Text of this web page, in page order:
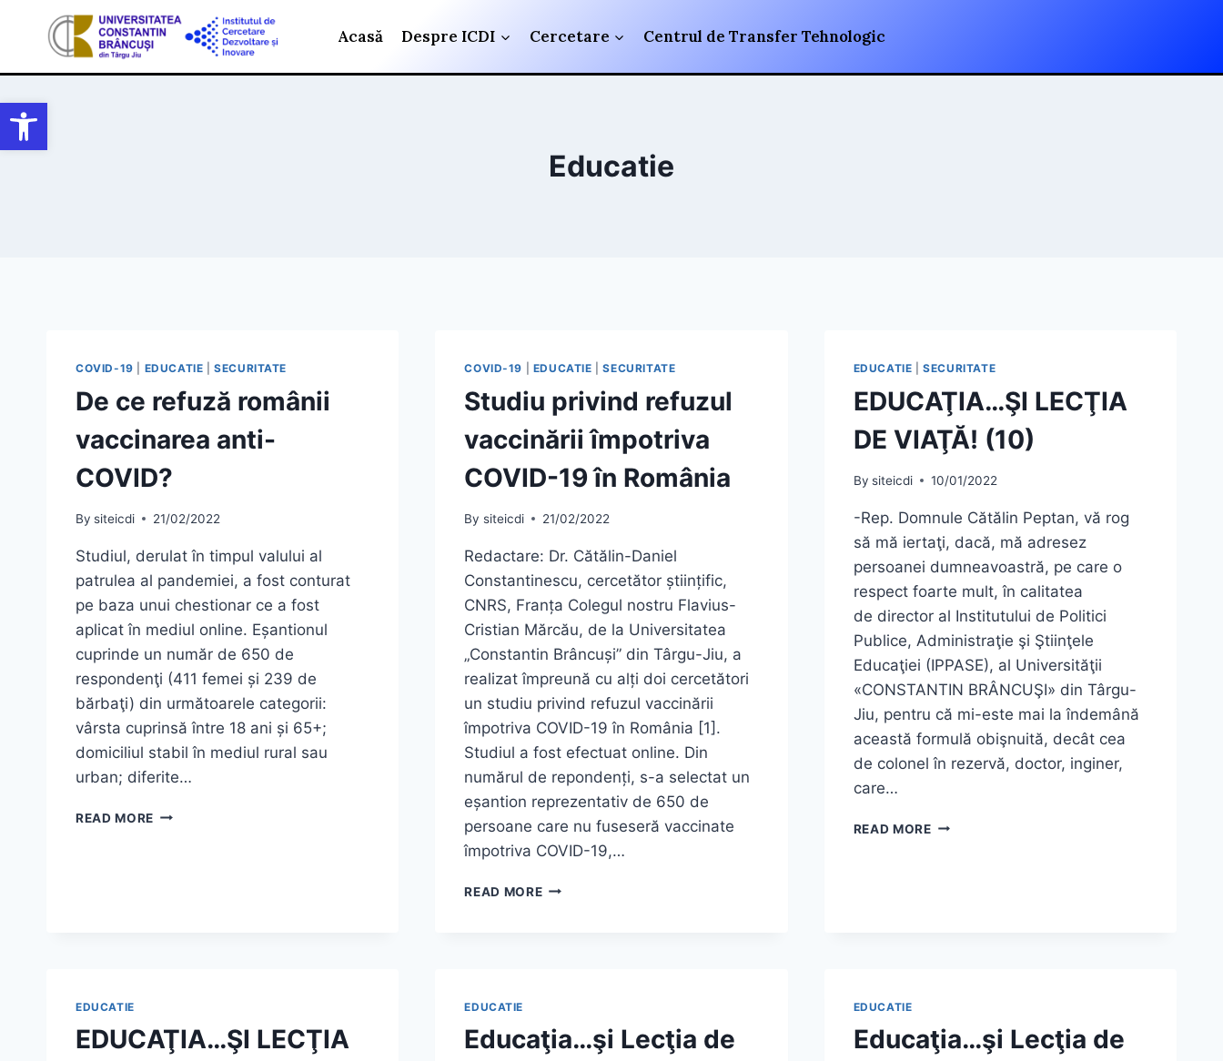
Open toolbar
Acasă Despre ICDI Cercetare Centrul de Transfer Tehnologic
Educatie
COVID-19 EDUCATIE |SECURITATE
De ce refuză românii
vaccinarea anti-
COVID?
By siteicdi 21/02/2022
Studiul, derulat în timpul valului al
patrulea al pandemiei, a fost conturat
pe baza unui chestionar ce a fost
aplicat în mediul online. Eșantionul
cuprinde un număr de 650 de
respondenţi (411 femei și 239 de
bărbaţi) din următoarele categorii:
vârsta cuprinsă între 18 ani și 65+;
domiciliul stabil în mediul rural sau
urban; diferite…
READ MORE DE
COVID-19 EDUCATIE |SECURITATE
Studiu privind refuzul
vaccinării împotriva
COVID-19 în România
By siteicdi 21/02/2022
Redactare: Dr. Cătălin-Daniel
Constantinescu, cercetător științific,
CNRS, Franța Colegul nostru Flavius-
Cristian Mărcău, de la Universitatea
„Constantin Brâncuși” din Târgu-Jiu, a
realizat împreună cu alți doi cercetători
un studiu privind refuzul vaccinării
împotriva COVID-19 în România [1].
Studiul a fost efectuat online. Din
numărul de repondenți, s-a selectat un
eșantion reprezentativ de 650 de
persoane care nu fuseseră vaccinate
împotriva COVID-19,…
READ MORESTUDIU
ROMÂNIA
EDUCATIE |SECURITATE
EDUCAŢIA…ŞI LECŢIA
DE VIAŢĂ! (10)
By siteicdi 10/01/2022
-Rep. Domnule Cătălin Peptan, vă rog
să mă iertaţi, dacă, mă adresez
persoanei dumneavoastră, pe care o
respect foarte mult, în calitatea
de director al Institutului de Politici
Publice, Administraţie şi Ştiinţele
Educaţiei (IPPASE), al Universităţii
«CONSTANTIN BRÂNCUŞI» din Târgu-
Jiu, pentru că mi-este mai la îndemână
această formulă obişnuită, decât cea
de colonel în rezervă, doctor, inginer,
care…
READ MOREEDUCAŢIA…
EDUCATIE
EDUCAŢIA…ŞI LECŢIA
EDUCATIE
Educaţia…şi Lecţia de
EDUCATIE
Educaţia…şi Lecţia de